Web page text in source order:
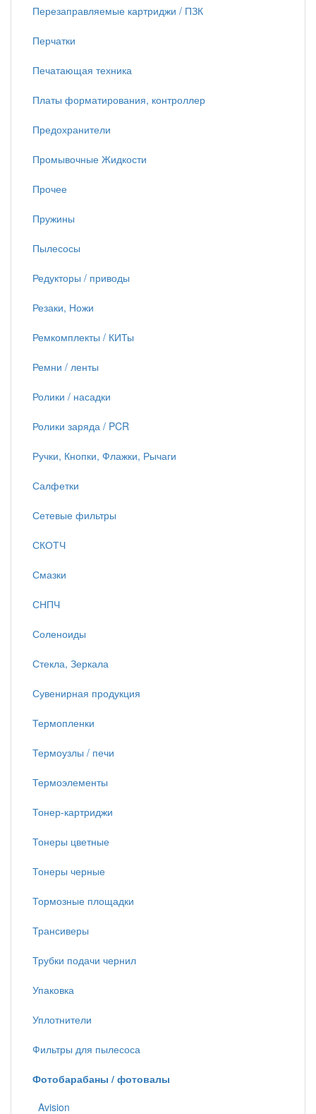
Перезаправляемые картриджи / ПЗК
Перчатки
Печатающая техника
Платы форматирования, контроллер
Предохранители
Промывочные Жидкости
Прочее
Пружины
Пылесосы
Редукторы / приводы
Резаки, Ножи
Ремкомплекты / КИТы
Ремни / ленты
Ролики / насадки
Ролики заряда / PCR
Ручки, Кнопки, Флажки, Рычаги
Салфетки
Сетевые фильтры
СКОТЧ
Смазки
СНПЧ
Соленоиды
Стекла, Зеркала
Сувенирная продукция
Термопленки
Термоузлы / печи
Термоэлементы
Тонер-картриджи
Тонеры цветные
Тонеры черные
Тормозные площадки
Трансиверы
Трубки подачи чернил
Упаковка
Уплотнители
Фильтры для пылесоса
Фотобарабаны / фотовалы
Avision